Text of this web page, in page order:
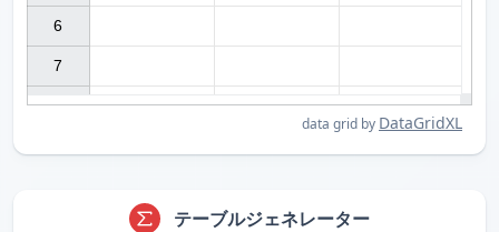
data grid by DataGridXL
6
7
テーブルジェネレーター